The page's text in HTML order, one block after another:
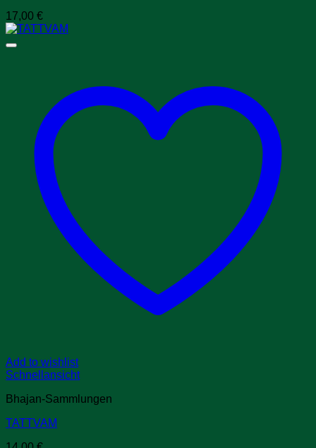
17,00 €
Add to wishlist
Schnellansicht
Bhajan-Sammlungen
TATTVAM